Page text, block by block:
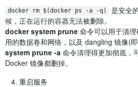
docker rm $(docker ps -a -q) 是安全
候，正在运行的容器无法被删除。
docker system prune 命令可以用于清
用的数据卷和网络，以及 dangling 镜像(即
system prune -a 命令清理得更加彻底，
Docker 镜像都删掉。
重启服务